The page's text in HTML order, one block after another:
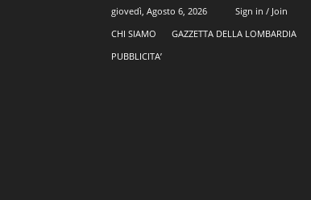
giovedì, Agosto 6, 2026
Sign in / Join
CHI SIAMO
GAZZETTA DELLA LOMBARDIA
PUBBLICITA’